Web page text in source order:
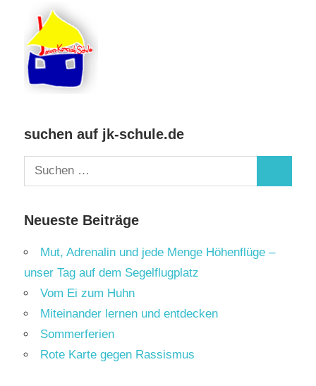
suchen auf jk-schule.de
Suchen
nach:
Neueste Beiträge
Mut, Adrenalin und jede Menge Höhenflüge –
unser Tag auf dem Segelflugplatz
Vom Ei zum Huhn
Miteinander lernen und entdecken
Sommerferien
Rote Karte gegen Rassismus